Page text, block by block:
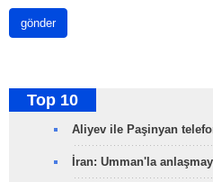
gönder
Top 10
Aliyev ile Paşinyan
İran: Umman'la